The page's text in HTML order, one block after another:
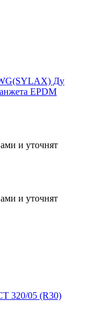
Ду
EPDM
и уточнят
и уточнят
320/05 (R30)